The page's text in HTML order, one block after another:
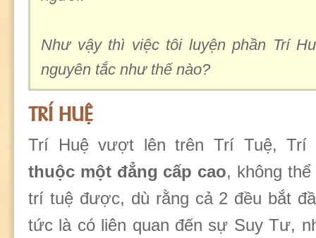
Như vậy thì việc tôi luyện phần Trí
nguyên tắc như thế nào?
TRÍ HUỆ
Trí Huệ vượt lên trên Trí Tuệ, Trí
thuộc một đẳng cấp cao, không
trí tuệ được, dù rằng cả 2 đều bắt
tức là có liên quan đến sự Suy Tư,